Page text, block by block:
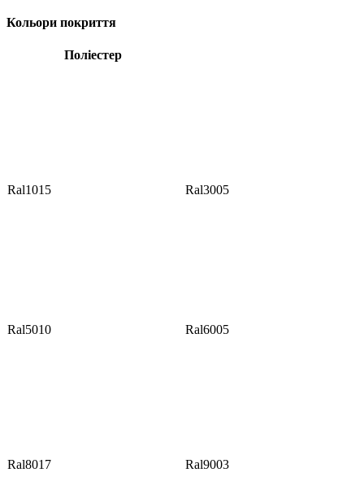
Кольори покриття
Поліестер
Ral1015 Ral3005
Ral5010 Ral6005
Ral8017 Ral9003